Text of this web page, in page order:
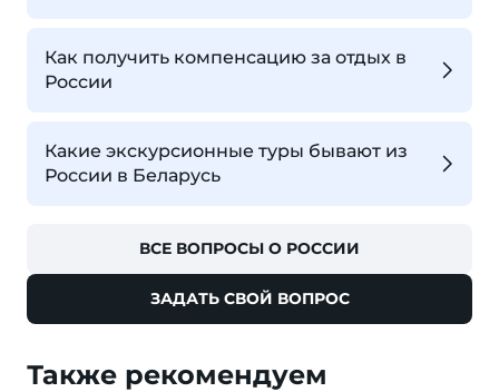
Как получить компенсацию за отдых в
России
Какие экскурсионные туры бывают из
России в Беларусь
ВСЕ ВОПРОСЫ О РОССИИ
ЗАДАТЬ СВОЙ ВОПРОС
Также рекомендуем